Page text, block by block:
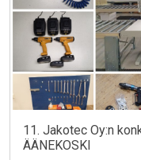
11. Jakotec Oy:n
ÄÄNEKOSKI